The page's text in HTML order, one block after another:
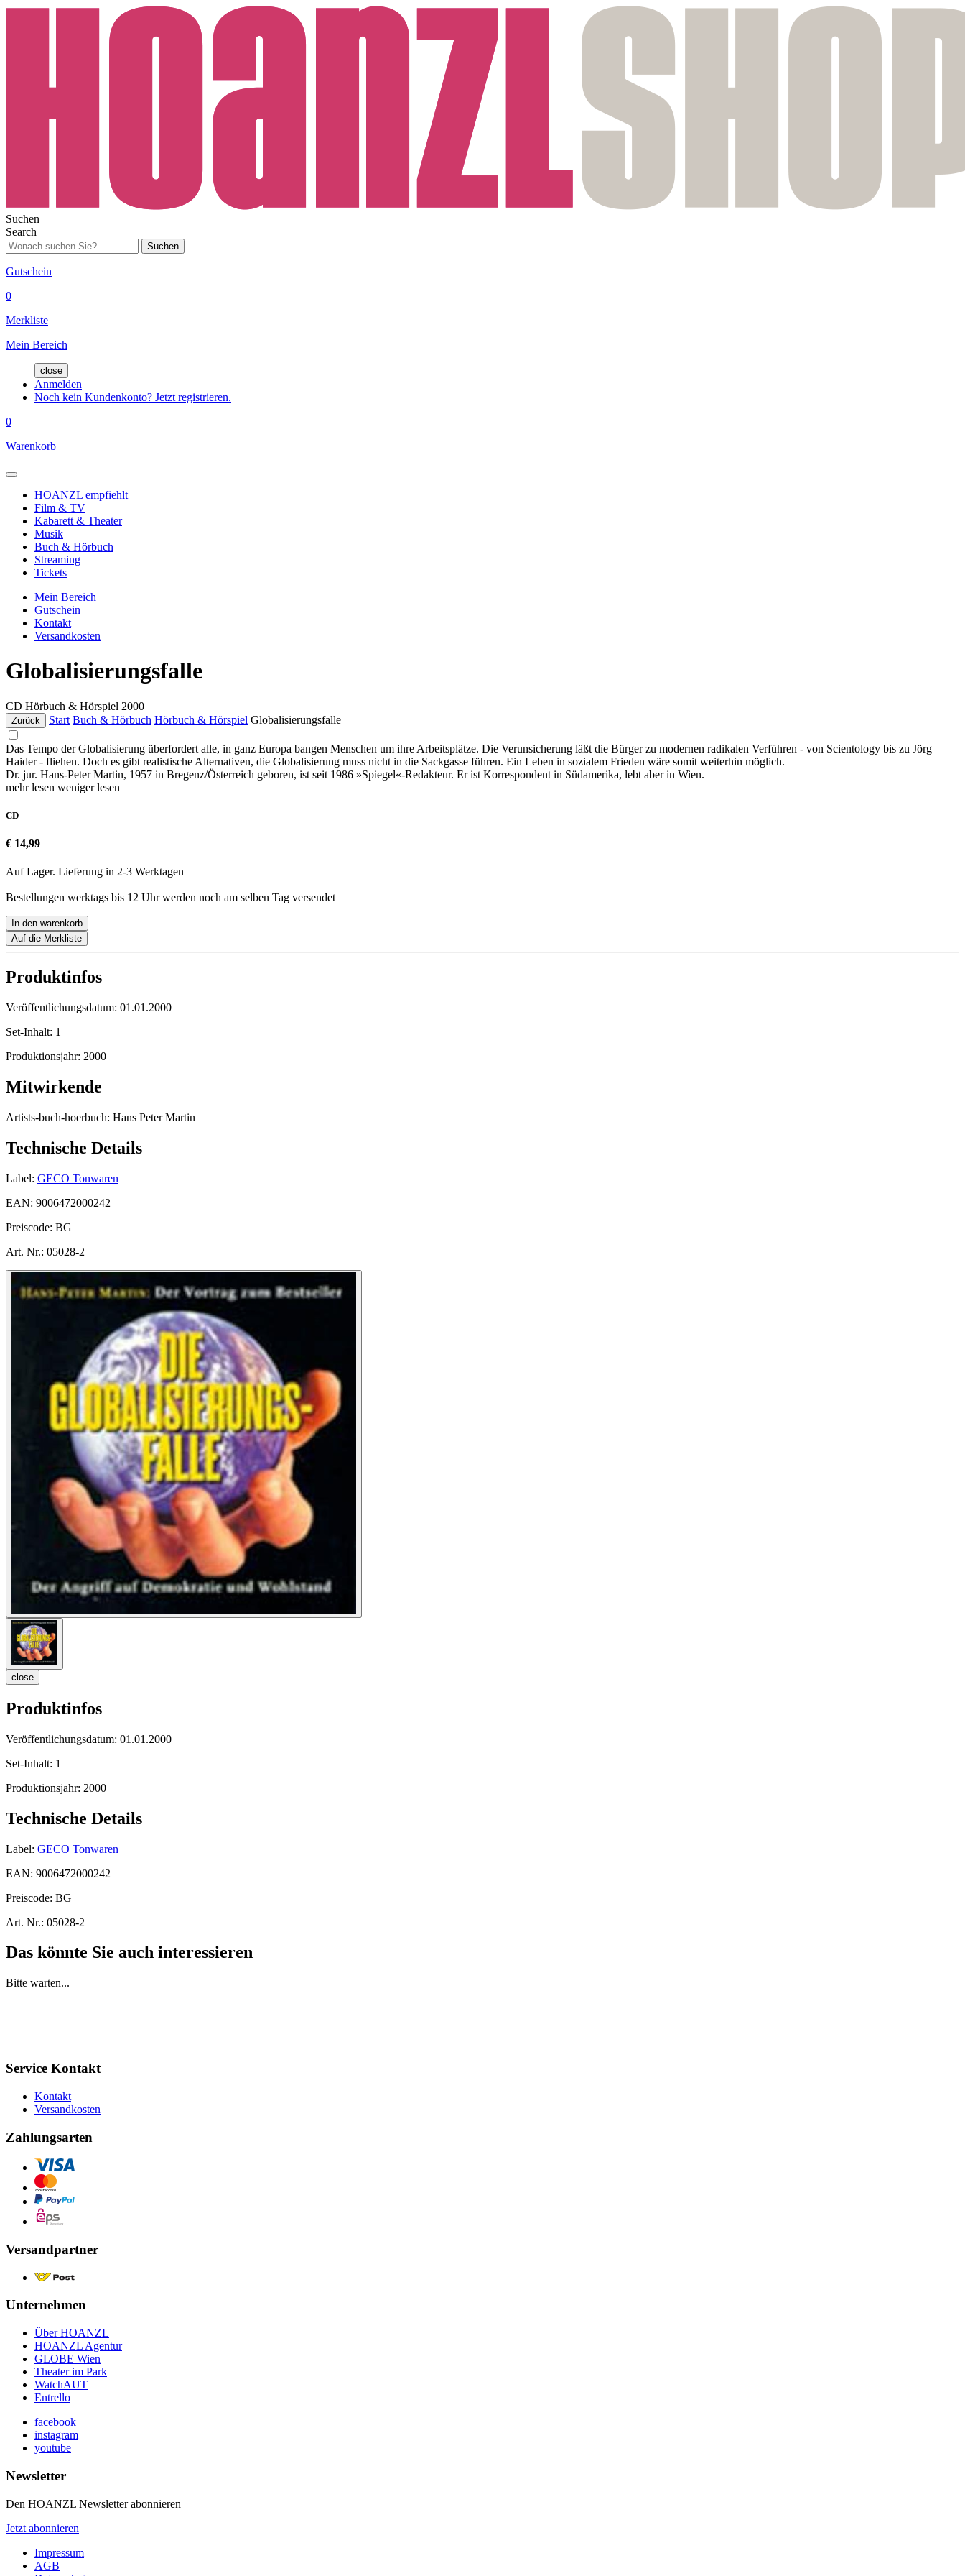
Suchen
Search
Suchen
Gutschein
0
Merkliste
Mein Bereich
close
Anmelden
Noch kein Kundenkonto? Jetzt registrieren.
0
Warenkorb
HOANZL empfiehlt
Film & TV
Kabarett & Theater
Musik
Buch & Hörbuch
Streaming
Tickets
Mein Bereich
Gutschein
Kontakt
Versandkosten
Globalisierungsfalle
CD Hörbuch & Hörspiel 2000
Zurück Start Buch & Hörbuch Hörbuch & Hörspiel Globalisierungsfalle
Das Tempo der Globalisierung überfordert alle, in ganz Europa bangen Menschen um ihre Arbeitsplätze. Die Verunsicherung läßt die Bürger zu modernen radikalen Verführen - von Scientology bis zu Jörg
Haider - fliehen. Doch es gibt realistische Alternativen, die Globalisierung muss nicht in die Sackgasse führen. Ein Leben in sozialem Frieden wäre somit weiterhin möglich.
Dr. jur. Hans-Peter Martin, 1957 in Bregenz/Österreich geboren, ist seit 1986 »Spiegel«-Redakteur. Er ist Korrespondent in Südamerika, lebt aber in Wien.
mehr lesen weniger lesen
CD
€ 14,99
Auf Lager. Lieferung in 2-3 Werktagen
Bestellungen werktags bis 12 Uhr werden noch am selben Tag versendet
In den warenkorb
Auf die Merkliste
Produktinfos
Veröffentlichungsdatum: 01.01.2000
Set-Inhalt: 1
Produktionsjahr: 2000
Mitwirkende
Artists-buch-hoerbuch: Hans Peter Martin
Technische Details
Label: GECO Tonwaren
EAN: 9006472000242
Preiscode: BG
Art. Nr.: 05028-2
close
Produktinfos
Veröffentlichungsdatum: 01.01.2000
Set-Inhalt: 1
Produktionsjahr: 2000
Technische Details
Label: GECO Tonwaren
EAN: 9006472000242
Preiscode: BG
Art. Nr.: 05028-2
Das könnte Sie auch interessieren
Bitte warten...
Service Kontakt
Kontakt
Versandkosten
Zahlungsarten
Versandpartner
Unternehmen
Über HOANZL
HOANZL Agentur
GLOBE Wien
Theater im Park
WatchAUT
Entrello
facebook
instagram
youtube
Newsletter
Den HOANZL Newsletter abonnieren
Jetzt abonnieren
Impressum
AGB